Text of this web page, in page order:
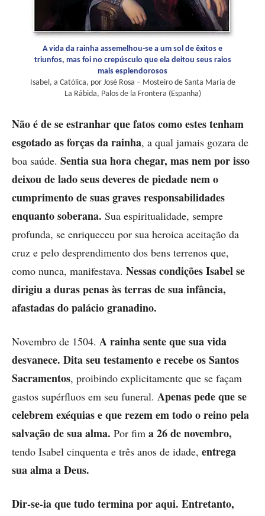
A vida da rainha assemelhou-se a um sol de êxitos e
triunfos, mas foi no crepúsculo que ela deitou seus raios
mais esplendorosos
Isabel, a Católica, por José Rosa – Mosteiro de Santa Maria de
La Rábida, Palos de la Frontera (Espanha)
Não é de se estranhar que fatos como estes tenham
esgotado as forças da rainha, a qual jamais gozara de
boa saúde. Sentia sua hora chegar, mas nem por isso
deixou de lado seus deveres de piedade nem o
cumprimento de suas graves responsabilidades
enquanto soberana. Sua espiritualidade, sempre
profunda, se enriqueceu por sua heroica aceitação da
cruz e pelo desprendimento dos bens terrenos que,
como nunca, manifestava. Nessas condições Isabel se
dirigiu a duras penas às terras de sua infância,
afastadas do palácio granadino.
Novembro de 1504. A rainha sente que sua vida
desvanece. Dita seu testamento e recebe os Santos
Sacramentos, proibindo explicitamente que se façam
gastos supérfluos em seu funeral. Apenas pede que se
celebrem exéquias e que rezem em todo o reino pela
salvação de sua alma. Por fim a 26 de novembro,
tendo Isabel cinquenta e três anos de idade, entrega
sua alma a Deus.
Dir-se-ia que tudo termina por aqui. Entretanto,